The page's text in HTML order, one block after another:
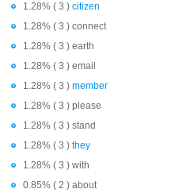
1.28% ( 3 ) citizen
1.28% ( 3 ) connect
1.28% ( 3 ) earth
1.28% ( 3 ) email
1.28% ( 3 ) member
1.28% ( 3 ) please
1.28% ( 3 ) stand
1.28% ( 3 ) they
1.28% ( 3 ) with
0.85% ( 2 ) about